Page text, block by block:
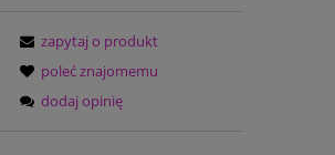
zapytaj o produkt
poleć znajomemu
dodaj opinię